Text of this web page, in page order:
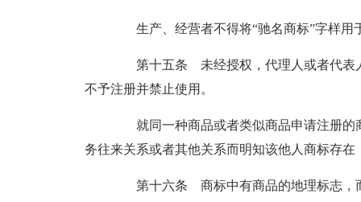
生产、经营者不得将“驰名商标”字样用
第十五条 未经授权，代理人或者代表人
不予注册并禁止使用。
就同一种商品或者类似商品申请注册的
务往来关系或者其他关系而明知该他人商标存
第十六条 商标中有商品的地理标志，而